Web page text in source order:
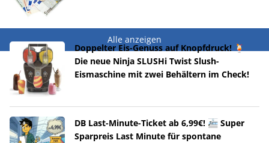
Alle anzeigen
Doppelter Eis-Genuss auf Knopfdruck! 🍹
Die neue Ninja SLUSHi Twist Slush-
Eismaschine mit zwei Behältern im Check!
DB Last-Minute-Ticket ab 6,99€! 🚈 Super
Sparpreis Last Minute für spontane